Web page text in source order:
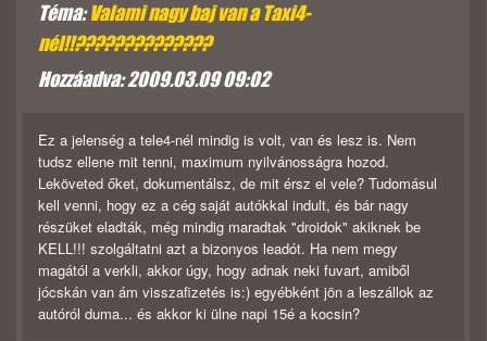
Téma:Valami nagy baj van a Taxi4-
nél!!??????????????
Hozzáadva: 2009.03.09 09:02
Ez a jelenség a tele4-nél mindig is volt, van és lesz is. Nem
tudsz ellene mit tenni, maximum nyilvánosságra hozod.
Leköveted őket, dokumentálsz, de mit érsz el vele? Tudomásul
kell venni, hogy ez a cég saját autókkal indult, és bár nagy
részüket eladták, még mindig maradtak "droidok" akiknek be
KELL!!! szolgáltatni azt a bizonyos leadót. Ha nem megy
magától a verkli, akkor úgy, hogy adnak neki fuvart, amiből
jócskán van ám visszafizetés is:) egyébként jön a leszállok az
autóról duma... és akkor ki ülne napi 15é a kocsin?